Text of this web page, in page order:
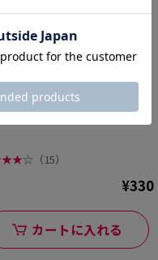
スタンパー専用補充インキ
★★☆ （15）
¥330
カートに入れる